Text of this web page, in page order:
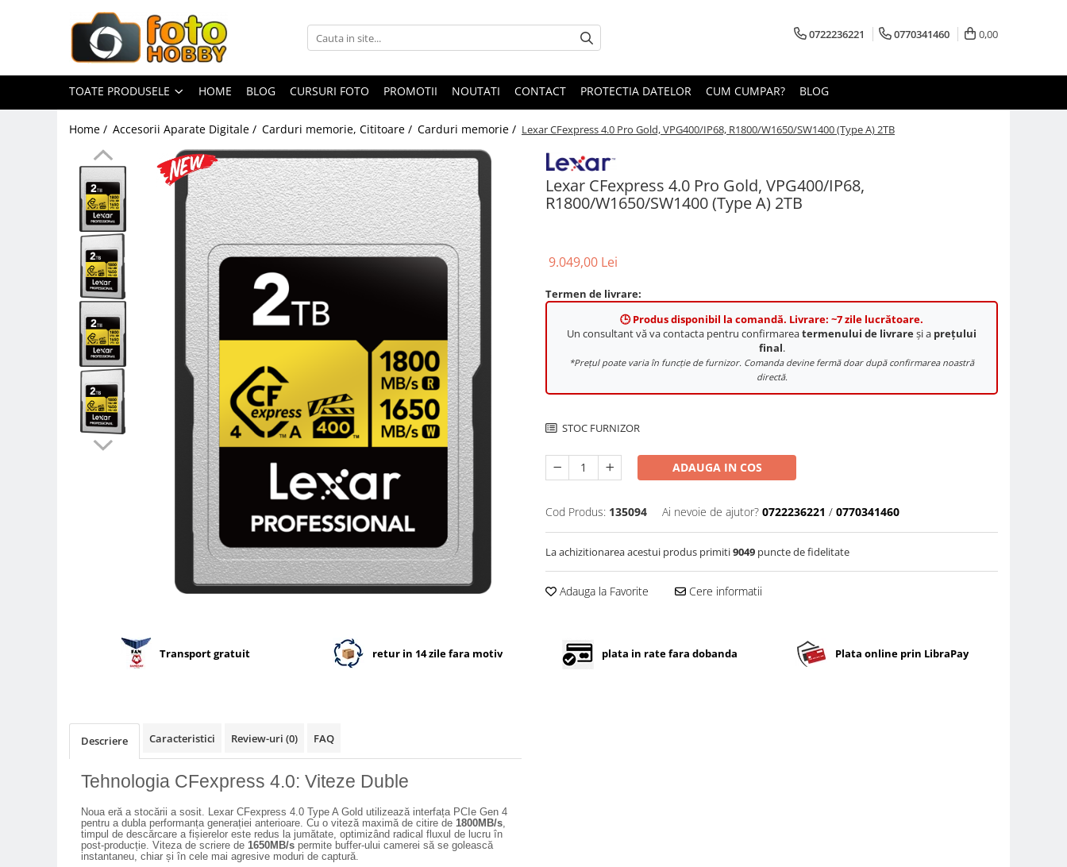
Toate Produsele
Aparate Foto
Aparate Foto Mirrorless
Aparate Foto DSLR
Aparate Foto Compacte
Aparate foto instant
Aparate foto pe film
Obiective foto si accesorii
Obiective Mirorless
Obiective DSLR
Huse si tocuri protectie obiective
Obiective Cinematice
Teleconvertoare
Adaptoare montura / baioneta
Capace obiectiv si camera
Curatare si intretinere
Compatibil Sony
Blitz-uri circulare (Macro)
Comander TTL
Cabluri si Patine Sincron
0722236221 0770341460 0,00
TOATE PRODUSELE HOME BLOG CURSURI FOTO PROMOTII NOUTATI CONTACT PROTECTIA DATELOR CUM CUMPAR? BLOG
Home / Accesorii Aparate Digitale / Carduri memorie, Cititoare / Carduri memorie / Lexar CFexpress 4.0 Pro Gold, VPG400/IP68, R1800/W1650/SW1400 (Type A) 2TB
Lexar CFexpress 4.0 Pro Gold, VPG400/IP68,
R1800/W1650/SW1400 (Type A) 2TB
9.049,00 Lei
Termen de livrare:
🕒 Produs disponibil la comandă. Livrare: ~7 zile lucrătoare.
Un consultant vă va contacta pentru confirmareatermenului de livrareși a prețului
final.
*Prețul poate varia în funcție de furnizor. Comanda devine fermă doar după confirmarea noastră
directă.
STOC FURNIZOR
ADAUGA IN COS
Cod Produs: 135094 Ai nevoie de ajutor? 0722236221 / 0770341460
La achizitionarea acestui produs primiti9049 puncte de fidelitate
Adauga la Favorite Cere informatii
Transport gratuit retur in 14 zile fara motiv plata in rate fara dobanda Plata online prin LibraPay
Descriere Caracteristici Review-uri (0) FAQ
Tehnologia CFexpress 4.0: Viteze Duble
Noua eră a stocării a sosit. Lexar CFexpress 4.0 Type A Gold utilizează interfața PCIe Gen 4
pentru a dubla performanța generației anterioare. Cu o viteză maximă de citire de 1800MB/s,
timpul de descărcare a fișierelor este redus la jumătate, optimizând radical fluxul de lucru în
post-producție. Viteza de scriere de 1650MB/s permite buffer-ului camerei să se golească
instantaneu, chiar și în cele mai agresive moduri de captură.